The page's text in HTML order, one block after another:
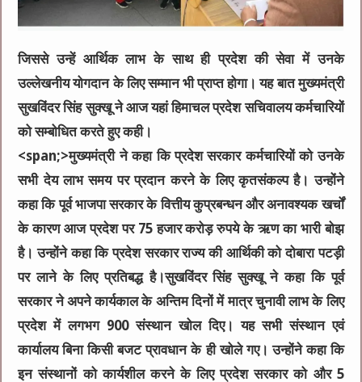
जिससे उन्हें आर्थिक लाभ के साथ ही प्रदेश की सेवा में उनके
उल्लेखनीय योगदान के लिए सम्मान भी प्राप्त होगा। यह बात मुख्यमंत्री
सुखविंदर सिंह सुक्खू ने आज यहां हिमाचल प्रदेश सचिवालय कर्मचारियों
को सम्बोधित करते हुए कही।
<span;>मुख्यमंत्री ने कहा कि प्रदेश सरकार कर्मचारियों को उनके
सभी देय लाभ समय पर प्रदान करने के लिए कृतसंकल्प है। उन्होंने
कहा कि पूर्व भाजपा सरकार के वित्तीय कुप्रबन्धन और अनावश्यक खर्चों
के कारण आज प्रदेश पर 75 हजार करोड़ रुपये के ऋण का भारी बोझ
है। उन्होंने कहा कि प्रदेश सरकार राज्य की आर्थिकी को दोबारा पटड़ी
पर लाने के लिए प्रतिबद्ध है।सुखविंदर सिंह सुक्खू ने कहा कि पूर्व
सरकार ने अपने कार्यकाल के अन्तिम दिनों में मात्र चुनावी लाभ के लिए
प्रदेश में लगभग 900 संस्थान खोल दिए। यह सभी संस्थान एवं
कार्यालय बिना किसी बजट प्रावधान के ही खोले गए। उन्होंने कहा कि
इन संस्थानों को कार्यशील करने के लिए प्रदेश सरकार को और 5